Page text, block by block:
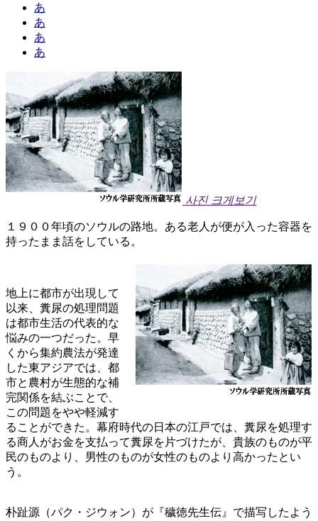
あ
あ
あ
あ
사진 크게보기
１９００年頃のソウルの路地。ある老人が便が入った容器を
持ったまま話をしている。
地上に都市が出現して
以来、糞尿の処理問題
は都市生活の代表的な
悩みの一つだった。早
くから集約農法が発達
した東アジアでは、都
市と農村が生態的な補
完関係を結ぶことで、
この問題をやや軽減す
ることができた。幕府時代の日本の江戸では、糞尿を処理す
る商人がお金を支払って糞尿を片づけたが、貴族のものが平
民のものより、男性のものが女性のものより高かったとい
う。
朴趾源（パク・ジウォン）が『穢徳先生伝』で描写したよう